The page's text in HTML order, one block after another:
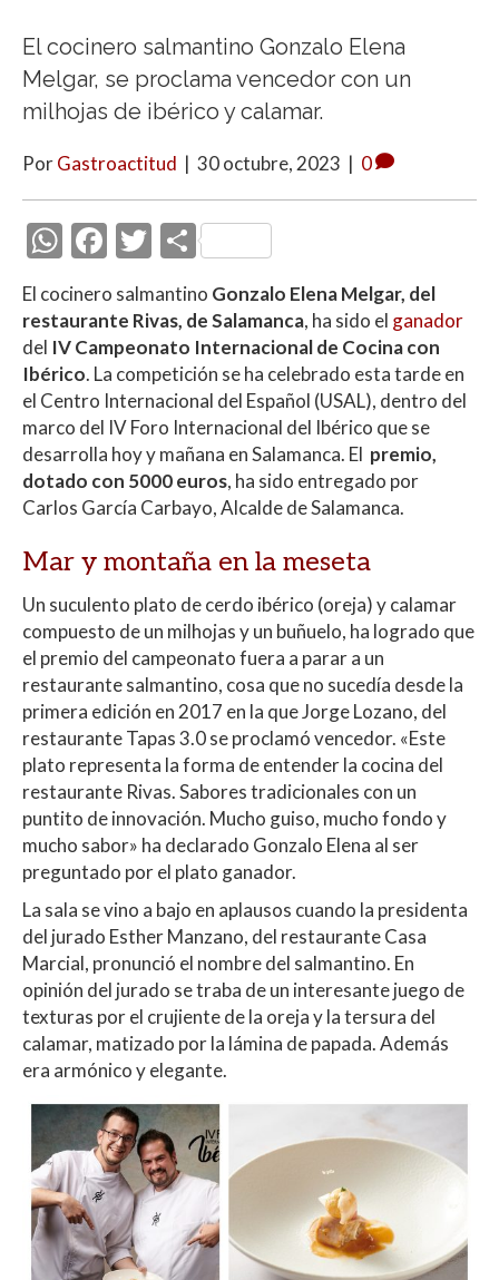
El cocinero salmantino Gonzalo Elena
Melgar, se proclama vencedor con un
milhojas de ibérico y calamar.
PorGastroactitud | 30 octubre, 2023 | 0
W
h
at
s
A
p
p
F
ac
e
b
o
o
k
T
w
itt
er
C
m
p
ar
ti
r
El cocinero salmantino Gonzalo Elena Melgar, del
restaurante Rivas, de Salamanca, ha sido el ganador
del IV Campeonato Internacional de Cocina con
Ibérico. La competición se ha celebrado esta tarde en
el Centro Internacional del Español (USAL), dentro del
marco del IV Foro Internacional del Ibérico que se
desarrolla hoy y mañana en Salamanca. El premio,
dotado con 5000 euros, ha sido entregado por
Carlos García Carbayo, Alcalde de Salamanca.
Mar y montaña en la meseta
Un suculento plato de cerdo ibérico (oreja) y calamar
compuesto de un milhojas y un buñuelo, ha logrado que
el premio del campeonato fuera a parar a un
restaurante salmantino, cosa que no sucedía desde la
primera edición en 2017 en la que Jorge Lozano, del
restaurante Tapas 3.0 se proclamó vencedor. «Este
plato representa la forma de entender la cocina del
restaurante Rivas. Sabores tradicionales con un
puntito de innovación. Mucho guiso, mucho fondo y
mucho sabor» ha declarado Gonzalo Elena al ser
preguntado por el plato ganador.
La sala se vino a bajo en aplausos cuando la presidenta
del jurado Esther Manzano, del restaurante Casa
Marcial, pronunció el nombre del salmantino. En
opinión del jurado se traba de un interesante juego de
texturas por el crujiente de la oreja y la tersura del
calamar, matizado por la lámina de papada. Además
era armónico y elegante.